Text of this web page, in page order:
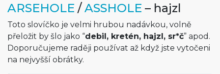
ARSEHOLE /ASSHOLE – hajzl
Toto slovíčko je velmi hrubou nadávkou, volně
přeložit by šlo jako “debil, kretén, hajzl, sr*č” apod.
Doporučujeme raději používat až když jste vytočeni
na nejvyšší obrátky.